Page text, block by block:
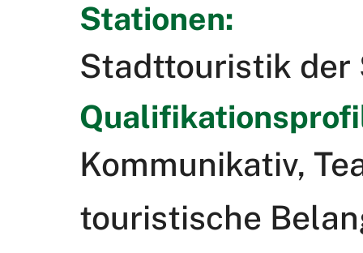
Stationen:
Stadttouristik der
Kommunikativ,
touristische